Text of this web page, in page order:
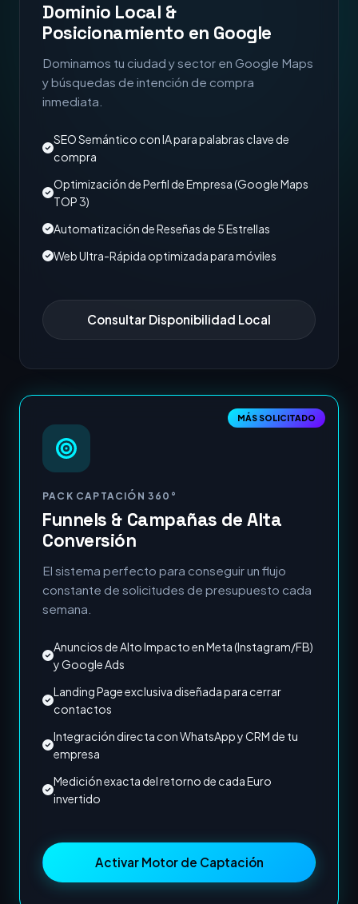
Dominio Local &
Posicionamiento en Google
Dominamos tu ciudad y sector en Google Maps
y búsquedas de intención de compra
inmediata.
SEO Semántico con IA para palabras clave de
compra
Optimización de Perfil de Empresa (Google Maps
TOP 3)
Automatización de Reseñas de 5 Estrellas
Web Ultra-Rápida optimizada para móviles
Consultar Disponibilidad Local
MÁS SOLICITADO
PACK CAPTACIÓN 360°
Funnels & Campañas de Alta
Conversión
El sistema perfecto para conseguir un flujo
constante de solicitudes de presupuesto cada
semana.
Anuncios de Alto Impacto en Meta (Instagram/FB)
y Google Ads
Landing Page exclusiva diseñada para cerrar
contactos
Integración directa con WhatsApp y CRM de tu
empresa
Medición exacta del retorno de cada Euro
invertido
Activar Motor de Captación